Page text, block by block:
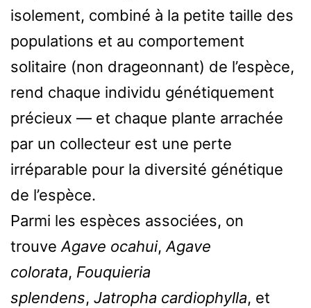
isolement, combiné à la petite taille des
populations et au comportement
solitaire (non drageonnant) de l’espèce,
rend chaque individu génétiquement
précieux — et chaque plante arrachée
par un collecteur est une perte
irréparable pour la diversité génétique
de l’espèce.
Parmi les espèces associées, on
trouve Agave ocahui, Agave
colorata, Fouquieria
splendens, Jatropha cardiophylla, et